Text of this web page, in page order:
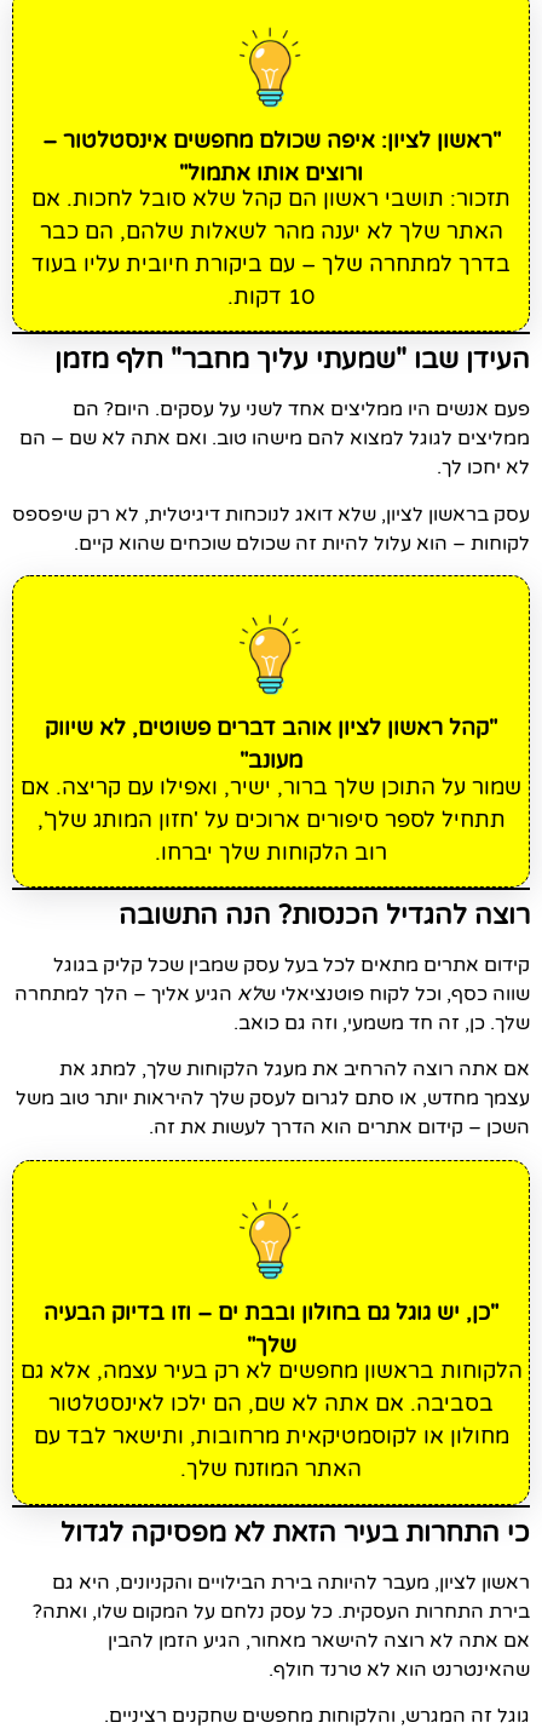
"ראשון לציון: איפה שכולם מחפשים אינסטלטור –
ורוצים אותו אתמול"
תזכור: תושבי ראשון הם קהל שלא סובל לחכות. אם
האתר שלך לא יענה מהר לשאלות שלהם, הם כבר
בדרך למתחרה שלך – עם ביקורת חיובית עליו בעוד
10 דקות.
העידן שבו "שמעתי עליך מחבר" חלף מזמן
פעם אנשים היו ממליצים אחד לשני על עסקים. היום? הם
ממליצים לגוגל למצוא להם מישהו טוב. ואם אתה לא שם – הם
לא יחכו לך.
עסק בראשון לציון, שלא דואג לנוכחות דיגיטלית, לא רק שיפספס
לקוחות – הוא עלול להיות זה שכולם שוכחים שהוא קיים.
"קהל ראשון לציון אוהב דברים פשוטים, לא שיווק
מעונב"
שמור על התוכן שלך ברור, ישיר, ואפילו עם קריצה. אם
תתחיל לספר סיפורים ארוכים על 'חזון המותג שלך',
רוב הלקוחות שלך יברחו.
רוצה להגדיל הכנסות? הנה התשובה
קידום אתרים מתאים לכל בעל עסק שמבין שכל קליק בגוגל
שווה כסף, וכל לקוח פוטנציאלי שלא הגיע אליך – הלך למתחרה
שלך. כן, זה חד משמעי, וזה גם כואב.
אם אתה רוצה להרחיב את מעגל הלקוחות שלך, למתג את
עצמך מחדש, או סתם לגרום לעסק שלך להיראות יותר טוב משל
השכן – קידום אתרים הוא הדרך לעשות את זה.
"כן, יש גוגל גם בחולון ובבת ים – וזו בדיוק הבעיה
שלך"
הלקוחות בראשון מחפשים לא רק בעיר עצמה, אלא גם
בסביבה. אם אתה לא שם, הם ילכו לאינסטלטור
מחולון או לקוסמטיקאית מרחובות, ותישאר לבד עם
האתר המוזנח שלך.
כי התחרות בעיר הזאת לא מפסיקה לגדול
ראשון לציון, מעבר להיותה בירת הבילויים והקניונים, היא גם
בירת התחרות העסקית. כל עסק נלחם על המקום שלו, ואתה?
אם אתה לא רוצה להישאר מאחור, הגיע הזמן להבין
שהאינטרנט הוא לא טרנד חולף.
גוגל זה המגרש, והלקוחות מחפשים שחקנים רציניים.